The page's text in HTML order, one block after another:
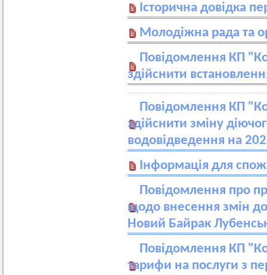
Історична довідка
Молодіжна рада та
Повідомлення КП
здійснити
Повідомлення КП
здійснити зміну
водовідведення на
Інформація для
Повідомлення про
щодо внесення змін
Новий Байрак
Повідомлення КП
тарифи на послуги з